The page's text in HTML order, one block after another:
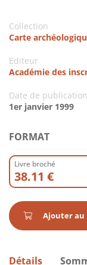
Collection
Carte
Editeur
Académie des
Date de publication
1er janvier 1999
FORMAT
Livre broché
38.11 €
Ajouter au
Détails